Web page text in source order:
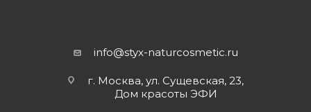
info@styx-naturcosmetic.ru
г. Москва, ул. Сущевская, 23,
Дом красоты ЭФИ